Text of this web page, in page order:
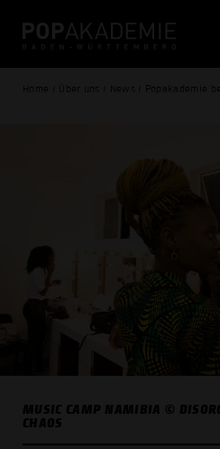
Home / Über uns / News / Popakademie
MUSIC CAMP NAMIBIA ©
CHAOS